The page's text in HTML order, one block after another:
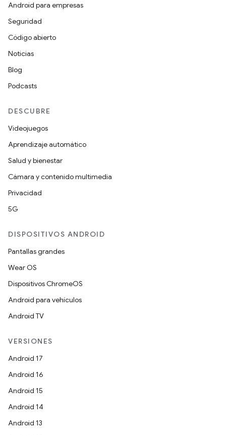
Android para empresas
Seguridad
Código abierto
Noticias
Blog
Podcasts
DESCUBRE
Videojuegos
Aprendizaje automático
Salud y bienestar
Cámara y contenido multimedia
Privacidad
5G
DISPOSITIVOS ANDROID
Pantallas grandes
Wear OS
Dispositivos ChromeOS
Android para vehículos
Android TV
VERSIONES
Android 17
Android 16
Android 15
Android 14
Android 13